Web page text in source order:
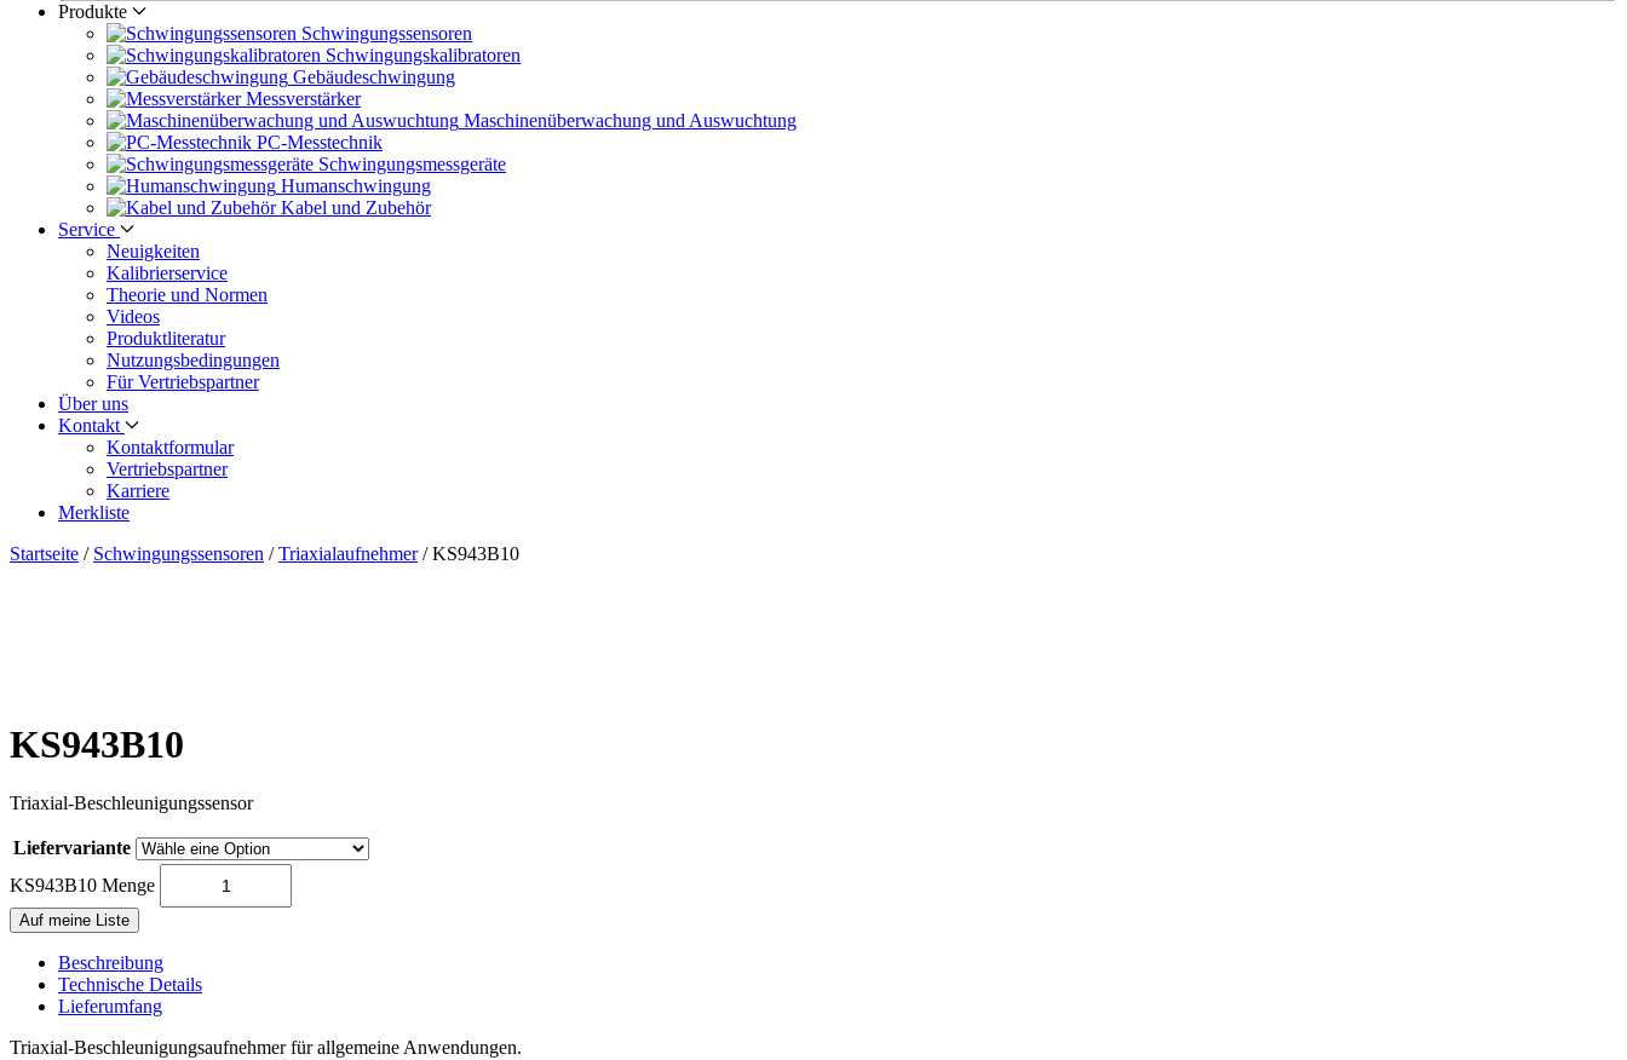
Produkte
Schwingungs­sensoren
Schwingungs­kalibratoren
Gebäude­schwingung
Messverstärker
Maschinen­überwachung und Auswuchtung
PC-Messtechnik
Schwingungs­messgeräte
Human­schwingung
Kabel und Zubehör
Service
Neuigkeiten
Kalibrier­service
Theorie und Normen
Videos
Produkt­literatur
Nutzungs­bedingungen
Für Vertriebs­partner
Über uns
Kontakt
Kontaktformular
Vertriebs­partner
Karriere
Merkliste
Startseite / Schwingungs­sensoren /Triaxialaufnehmer/KS943B10
KS943B10
Triaxial-Beschleunigungssensor
Liefervariante
KS943B10 Menge
Auf meine Liste
Beschreibung
Technische Details
Lieferumfang
Triaxial-Beschleunigungsaufnehmer für allgemeine Anwendungen.